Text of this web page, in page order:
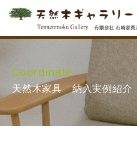
Coordinate
天然木家具 納入実例紹介